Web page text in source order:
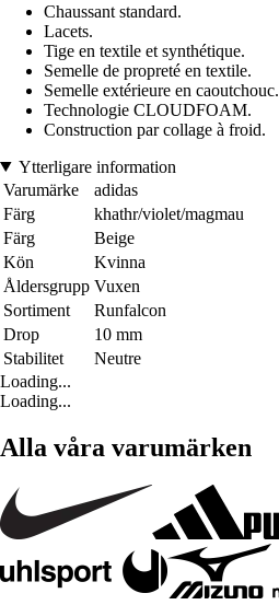
Chaussant standard.
Lacets.
Tige en textile et synthétique.
Semelle de propreté en textile.
Semelle extérieure en caoutchouc.
Technologie CLOUDFOAM.
Construction par collage à froid.
Ytterligare information
Varumärke
adidas
Färg
khathr/violet/magmau
Färg
Beige
Kön
Kvinna
Åldersgrupp Vuxen
Sortiment
Runfalcon
Drop
10 mm
Stabilitet
Neutre
Loading...
Loading...
Alla våra varumärken